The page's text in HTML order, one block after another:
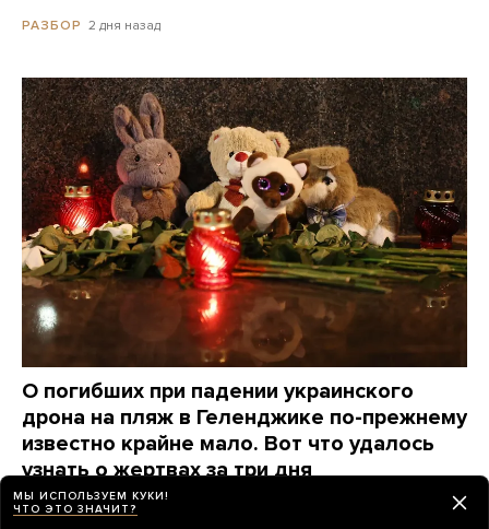
РАЗБОР 2 дня назад
О погибших при падении украинского
дрона на пляж в Геленджике по-прежнему
известно крайне мало. Вот что удалось
узнать о жертвах за три дня
НОВОСТИ 2 дня назад
МЫ ИСПОЛЬЗУЕМ КУКИ!
ЧТО ЭТО ЗНАЧИТ?